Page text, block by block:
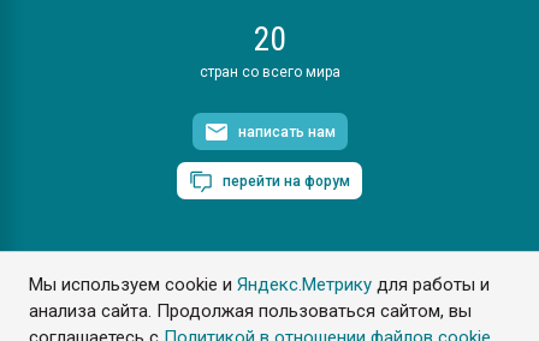
Мы используем cookie иЯндекс.Метрику для работы и
анализа сайта. Продолжая пользоваться сайтом, вы
20
стран со всего мира
написать нам
перейти на форум
ПластЭксперт © 2006. Все права защищены
Разрешается копирование материалов сайта с обязательной
ссылкой на www.e-plastic.ru